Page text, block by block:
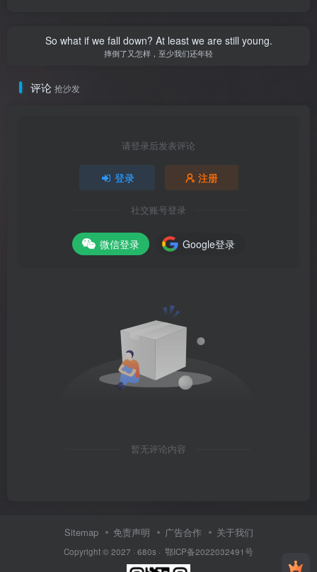
So what if we fall down? At least we are still young.
摔倒了又怎样，至少我们还年轻
评论 抢沙发
请登录后发表评论
登录 注册
社交账号登录
微信登录 Google登录
暂无评论内容
Sitemap 免责声明 广告合作 关于我们
Copyright © 2027 · 680s · 鄂ICP备2022032491号